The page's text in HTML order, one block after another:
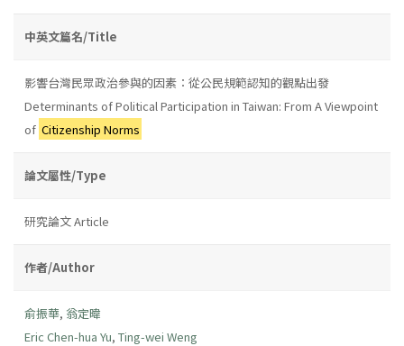
中英文篇名/Title
影響台灣民眾政治參與的因素：從公民規範認知的觀點出發
Determinants of Political Participation in Taiwan: From A Viewpoint
of Citizenship Norms
論文屬性/Type
研究論文 Article
作者/Author
俞振華, 翁定暐
Eric Chen-hua Yu, Ting-wei Weng